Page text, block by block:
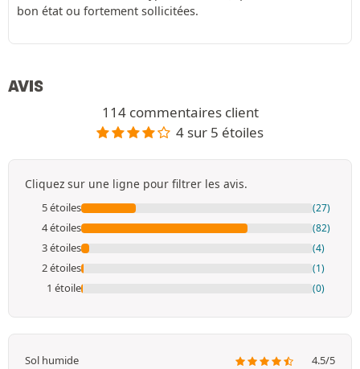
bon état ou fortement sollicitées.
AVIS
114 commentaires client
4 sur 5 étoiles
Cliquez sur une ligne pour filtrer les avis.
5 étoiles (27)
4 étoiles (82)
3 étoiles (4)
2 étoiles (1)
1 étoile (0)
Sol humide
4.5/5